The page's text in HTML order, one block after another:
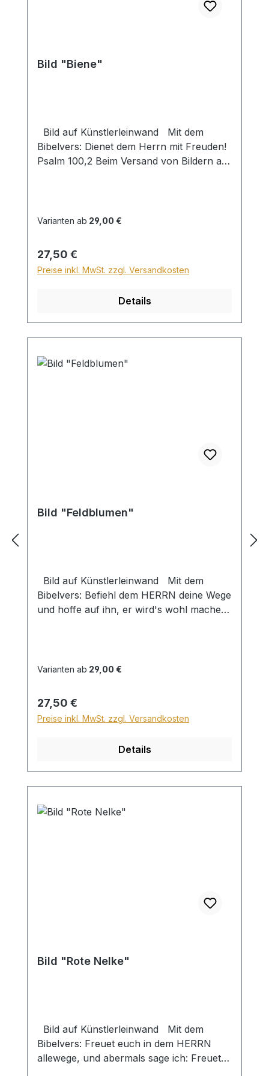
Bild "Biene"
Bild auf Künstlerleinwand Mit dem
Bibelvers: Dienet dem Herrn mit Freuden!
Psalm 100,2 Beim Versand von Bildern ab
Höhe von 28,99€ berechnet. Für den
Sperrgutzuschlag 30€.
Varianten ab 29,00 €
Regulärer Preis:
27,50 €
Preise inkl. MwSt. zzgl. Versandkosten
Details
Bild "Feldblumen"
Bild auf Künstlerleinwand Mit dem
Bibelvers: Befiehl dem HERRN deine Wege
und hoffe auf ihn, er wird's wohl machen.
Deutschlands ein Zuschlag für Sperrgut in
Versand ins Ausland beträgt der
Sperrgutzuschlag 30€.
Varianten ab 29,00 €
Regulärer Preis:
27,50 €
Preise inkl. MwSt. zzgl. Versandkosten
Details
Bild "Rote Nelke"
Bild auf Künstlerleinwand Mit dem
Bibelvers: Freuet euch in dem HERRN
allewege, und abermals sage ich: Freuet